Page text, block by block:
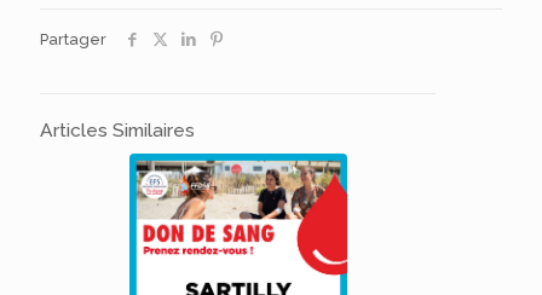
Partager
Articles Similaires